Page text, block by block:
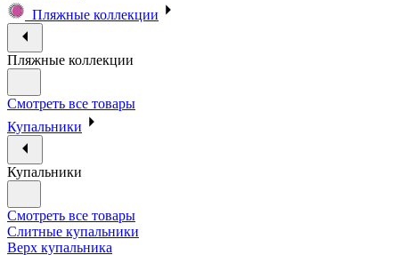
Пляжные коллекции
Пляжные коллекции
Смотреть все товары
Купальники
Купальники
Смотреть все товары
Слитные купальники
Верх купальника